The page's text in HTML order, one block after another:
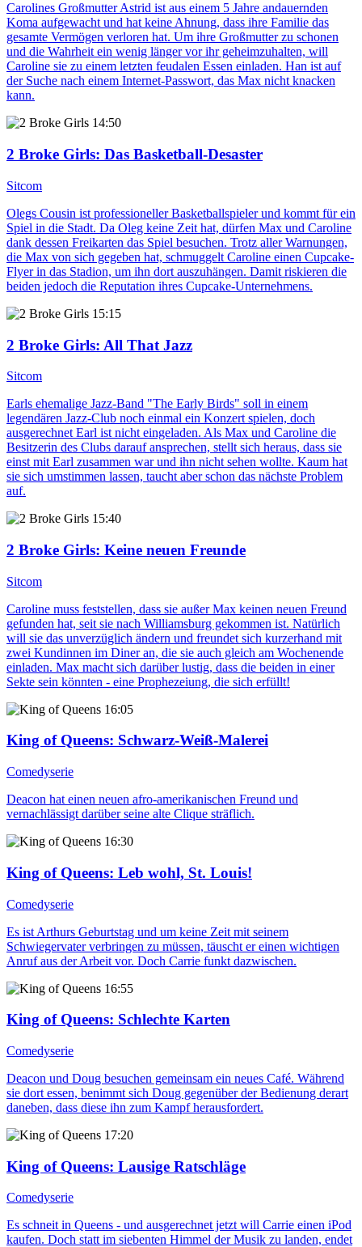
Carolines Großmutter Astrid ist aus einem 5 Jahre andauernden
Koma aufgewacht und hat keine Ahnung, dass ihre Familie das
gesamte Vermögen verloren hat. Um ihre Großmutter zu schonen
und die Wahrheit ein wenig länger vor ihr geheimzuhalten, will
Caroline sie zu einem letzten feudalen Essen einladen. Han ist auf
der Suche nach einem Internet-Passwort, das Max nicht knacken
kann.
14:50
2 Broke Girls: Das Basketball-Desaster
Sitcom
Olegs Cousin ist professioneller Basketballspieler und kommt für ein
Spiel in die Stadt. Da Oleg keine Zeit hat, dürfen Max und Caroline
dank dessen Freikarten das Spiel besuchen. Trotz aller Warnungen,
die Max von sich gegeben hat, schmuggelt Caroline einen Cupcake-
Flyer in das Stadion, um ihn dort auszuhängen. Damit riskieren die
beiden jedoch die Reputation ihres Cupcake-Unternehmens.
15:15
2 Broke Girls: All That Jazz
Sitcom
Earls ehemalige Jazz-Band "The Early Birds" soll in einem
legendären Jazz-Club noch einmal ein Konzert spielen, doch
ausgerechnet Earl ist nicht eingeladen. Als Max und Caroline die
Besitzerin des Clubs darauf ansprechen, stellt sich heraus, dass sie
einst mit Earl zusammen war und ihn nicht sehen wollte. Kaum hat
sie sich umstimmen lassen, taucht aber schon das nächste Problem
auf.
15:40
2 Broke Girls: Keine neuen Freunde
Sitcom
Caroline muss feststellen, dass sie außer Max keinen neuen Freund
gefunden hat, seit sie nach Williamsburg gekommen ist. Natürlich
will sie das unverzüglich ändern und freundet sich kurzerhand mit
zwei Kundinnen im Diner an, die sie auch gleich am Wochenende
einladen. Max macht sich darüber lustig, dass die beiden in einer
Sekte sein könnten - eine Prophezeiung, die sich erfüllt!
16:05
King of Queens: Schwarz-Weiß-Malerei
Comedyserie
Deacon hat einen neuen afro-amerikanischen Freund und
vernachlässigt darüber seine alte Clique sträflich.
16:30
King of Queens: Leb wohl, St. Louis!
Comedyserie
Es ist Arthurs Geburtstag und um keine Zeit mit seinem
Schwiegervater verbringen zu müssen, täuscht er einen wichtigen
Anruf aus der Arbeit vor. Doch Carrie funkt dazwischen.
16:55
King of Queens: Schlechte Karten
Comedyserie
Deacon und Doug besuchen gemeinsam ein neues Café. Während
sie dort essen, benimmt sich Doug gegenüber der Bedienung derart
daneben, dass diese ihn zum Kampf herausfordert.
17:20
King of Queens: Lausige Ratschläge
Comedyserie
Es schneit in Queens - und ausgerechnet jetzt will Carrie einen iPod
kaufen. Doch statt im siebenten Himmel der Musik zu landen, endet